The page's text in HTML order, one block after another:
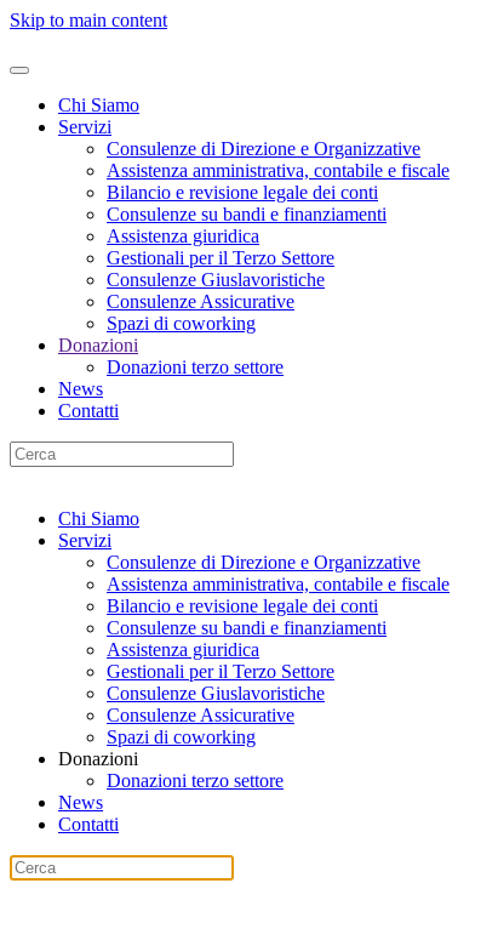
Skip to main content
Chi Siamo
Servizi
Consulenze di Direzione e Organizzative
Assistenza amministrativa, contabile e fiscale
Bilancio e revisione legale dei conti
Consulenze su bandi e finanziamenti
Assistenza giuridica
Gestionali per il Terzo Settore
Consulenze Giuslavoristiche
Consulenze Assicurative
Spazi di coworking
Donazioni
Donazioni terzo settore
News
Contatti
Chi Siamo
Servizi
Consulenze di Direzione e Organizzative
Assistenza amministrativa, contabile e fiscale
Bilancio e revisione legale dei conti
Consulenze su bandi e finanziamenti
Assistenza giuridica
Gestionali per il Terzo Settore
Consulenze Giuslavoristiche
Consulenze Assicurative
Spazi di coworking
Donazioni
Donazioni terzo settore
News
Contatti